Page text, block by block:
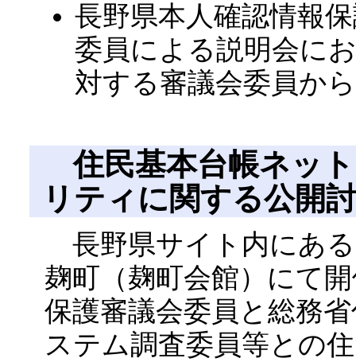
長野県本人確認情報
委員による説明会に
対する審議会委員か
住民基本台帳ネッ
リティに関する公
長野県サイト内にあ
麹町（麹町会館）にて
保護審議会委員と総務
ステム調査委員等との